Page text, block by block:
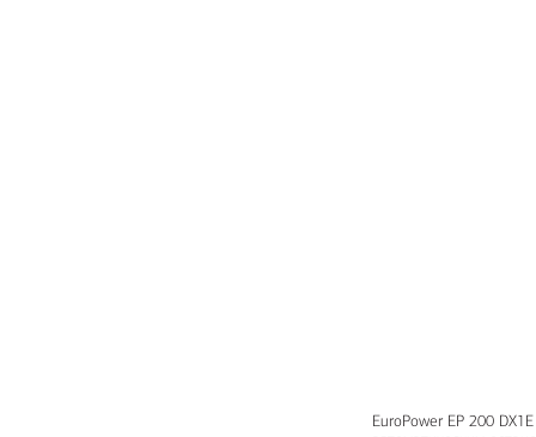
EuroPower EP 200